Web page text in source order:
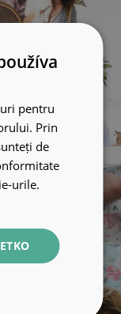
pentru
Prin
de
urile.